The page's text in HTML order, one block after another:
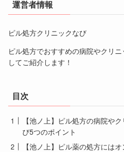
運営者情報
ピル処方クリニックなび
ピル処方でおすすめの病院やクリニ
してご紹介します！
目次
【池ノ上】ピル処方の病院や
び5つのポイント
【池ノ上】ピル薬の処方には